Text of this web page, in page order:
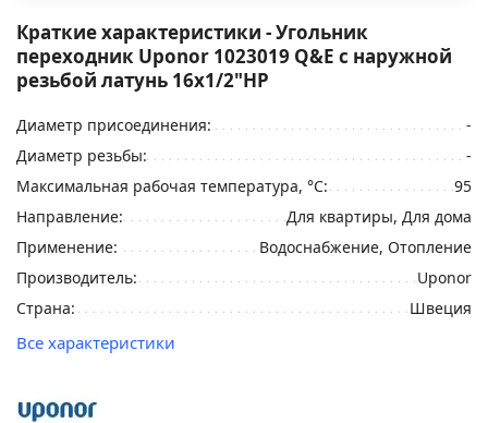
Краткие характеристики - Угольник
переходник Uponor 1023019 Q&E с наружной
резьбой латунь 16x1/2"НР
Диаметр присоединения:
-
Диаметр резьбы:
-
Максимальная рабочая температура, °С:
95
Направление:
Для квартиры, Для дома
Применение:
Водоснабжение, Отопление
Производитель:
Uponor
Страна:
Швеция
Все характеристики